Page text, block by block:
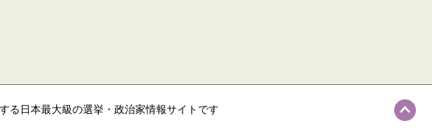
る日本最大級の選挙・政治家情報サイトです